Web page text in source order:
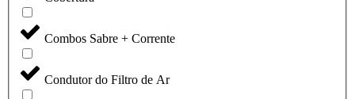
Combos Sabre + Corrente
Condutor do Filtro de Ar